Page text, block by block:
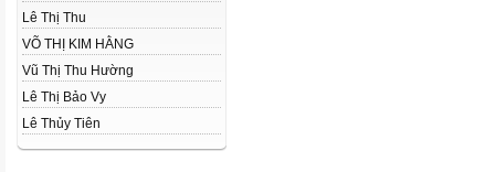
Lê Thị Thu
VÕ THỊ KIM HẰNG
Vũ Thị Thu Hường
Lê Thị Bảo Vy
Lê Thủy Tiên